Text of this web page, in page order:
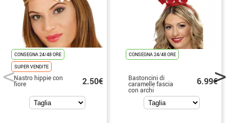
CONSEGNA 24/48 ORE
SUPER VENDITE
Nastro hippie con
fiore 2.50€
CONSEGNA 24/48 ORE
Bastoncini di
caramelle fascia
con archi
6.99€